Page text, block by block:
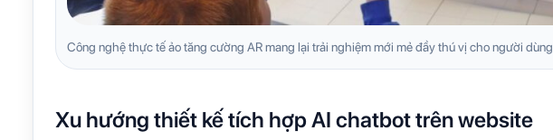
Công nghệ thực tế ảo tăng cường AR mang lại trải nghiệm mới mẻ đầy thú vị cho người dùng
Xu hướng thiết kế tích hợp AI chatbot trên website